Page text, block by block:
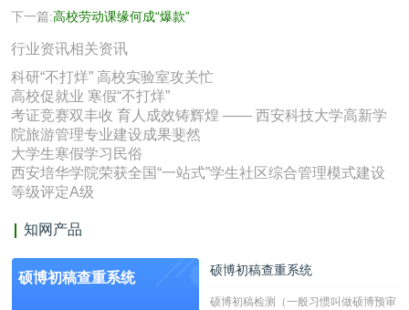
下一篇:高校劳动课缘何成“爆款”
行业资讯相关资讯
科研“不打烊” 高校实验室攻关忙
高校促就业 寒假“不打烊”
考证竞赛双丰收 育人成效铸辉煌 —— 西安科技大学高新学
院旅游管理专业建设成果斐然
大学生寒假学习民俗
西安培华学院荣获全国“一站式”学生社区综合管理模式建设
等级评定A级
知网产品
硕博初稿查重系统 硕博初稿查重系统
硕博初稿检测（一般习惯叫做硕博预审